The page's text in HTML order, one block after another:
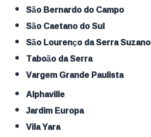
São Bernardo do Campo
São Caetano do Sul
São Lourenço da Serra Suzano
Taboão da Serra
Vargem Grande Paulista
Alphaville
Jardim Europa
Vila Yara